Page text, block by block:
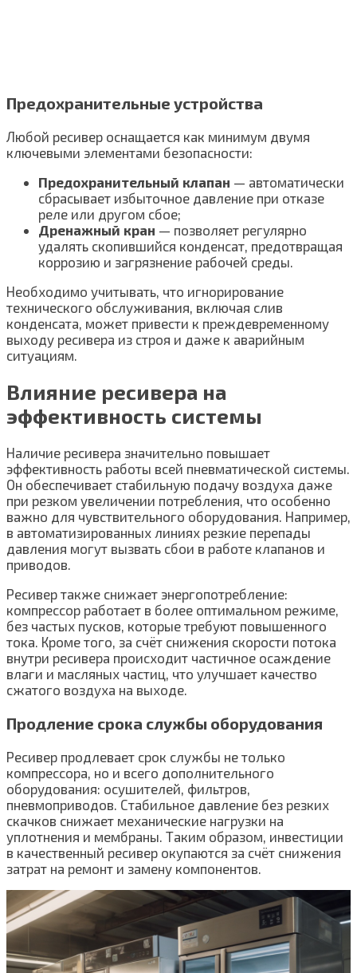
Предохранительные устройства
Любой ресивер оснащается как минимум двумя
ключевыми элементами безопасности:
Предохранительный клапан — автоматически
сбрасывает избыточное давление при отказе
реле или другом сбое;
Дренажный кран — позволяет регулярно
удалять скопившийся конденсат, предотвращая
коррозию и загрязнение рабочей среды.
Необходимо учитывать, что игнорирование
технического обслуживания, включая слив
конденсата, может привести к преждевременному
выходу ресивера из строя и даже к аварийным
ситуациям.
Влияние ресивера на
эффективность системы
Наличие ресивера значительно повышает
эффективность работы всей пневматической системы.
Он обеспечивает стабильную подачу воздуха даже
при резком увеличении потребления, что особенно
важно для чувствительного оборудования. Например,
в автоматизированных линиях резкие перепады
давления могут вызвать сбои в работе клапанов и
приводов.
Ресивер также снижает энергопотребление:
компрессор работает в более оптимальном режиме,
без частых пусков, которые требуют повышенного
тока. Кроме того, за счёт снижения скорости потока
внутри ресивера происходит частичное осаждение
влаги и масляных частиц, что улучшает качество
сжатого воздуха на выходе.
Продление срока службы оборудования
Ресивер продлевает срок службы не только
компрессора, но и всего дополнительного
оборудования: осушителей, фильтров,
пневмоприводов. Стабильное давление без резких
скачков снижает механические нагрузки на
уплотнения и мембраны. Таким образом, инвестиции
в качественный ресивер окупаются за счёт снижения
затрат на ремонт и замену компонентов.